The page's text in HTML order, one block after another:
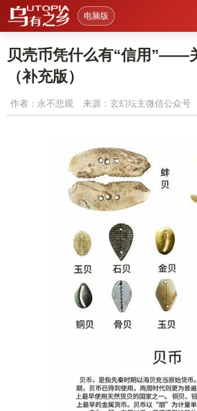
电脑版
贝壳币凭什么有“信用”——
（补充版）
作者： 永不悲观 来源：玄幻坛主微信公众号